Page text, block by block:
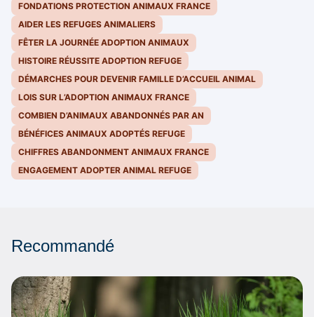
FONDATIONS PROTECTION ANIMAUX FRANCE
AIDER LES REFUGES ANIMALIERS
FÊTER LA JOURNÉE ADOPTION ANIMAUX
HISTOIRE RÉUSSITE ADOPTION REFUGE
DÉMARCHES POUR DEVENIR FAMILLE D’ACCUEIL ANIMAL
LOIS SUR L’ADOPTION ANIMAUX FRANCE
COMBIEN D’ANIMAUX ABANDONNÉS PAR AN
BÉNÉFICES ANIMAUX ADOPTÉS REFUGE
CHIFFRES ABANDONMENT ANIMAUX FRANCE
ENGAGEMENT ADOPTER ANIMAL REFUGE
Recommandé